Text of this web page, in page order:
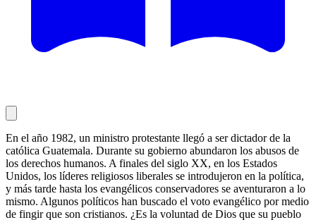
En el año 1982, un ministro protestante llegó a ser dictador de la
católica Guatemala. Durante su gobierno abundaron los abusos de
los derechos humanos. A finales del siglo XX, en los Estados
Unidos, los líderes religiosos liberales se introdujeron en la política,
y más tarde hasta los evangélicos conservadores se aventuraron a lo
mismo. Algunos políticos han buscado el voto evangélico por medio
de fingir que son cristianos. ¿Es la voluntad de Dios que su pueblo